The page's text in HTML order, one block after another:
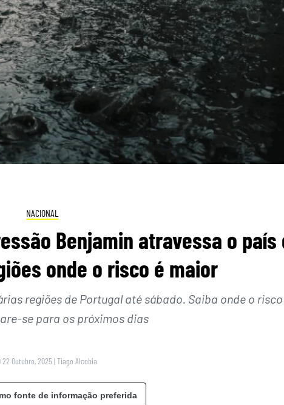
NACIONAL
Benjamin atravessa o país
onde o risco é maior
regiões de Portugal até sábado. Saiba onde o
se para os próximos dias
22 Outubro, 2025 |Tiago Alcobia
fonte de informação preferida